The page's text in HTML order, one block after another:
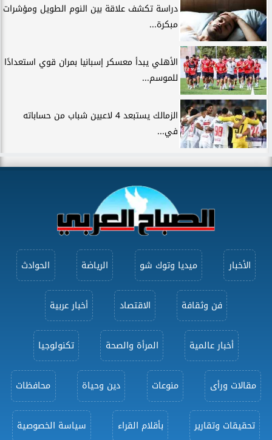
دراسة تكشف علاقة بين النوم الطويل ومؤشرات
مبكرة...
الأهلي يبدأ معسكر إسبانيا بمران قوي استعدادًا
للموسم...
الزمالك يستبعد 4 لاعبين شباب من حساباته
في...
الأخبار ميديا وتوك شو الرياضة الحوادث
فن وثقافة الاقتصاد أخبار عربية
أخبار عالمية المرأة والصحة تكنولوجيا
مقالات ورأى منوعات دين وحياة محافظات
تحقيقات وتقارير بأقلام القراء سياسة الخصوصية